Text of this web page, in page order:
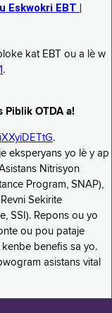
Eskwokri EBT |
kat EBT ou a lè w
.
Piblik OTDA a!
.
eksperyans yo lè y ap
Nitrisyon
Program, SNAP),
Sekirite
SSI). Repons ou yo
ou pou pataje
benefis sa yo.
asistans vital